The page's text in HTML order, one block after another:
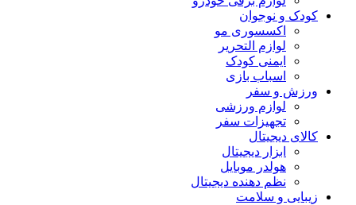
کودک و نوجوان
اکسسوری مو
لوازم التحریر
ایمنی کودک
اسباب بازی
ورزش و سفر
لوازم ورزشی
تجهیزات سفر
کالای دیجیتال
ابزار دیجیتال
هولدر موبایل
نظم دهنده دیجیتال
زیبایی و سلامت